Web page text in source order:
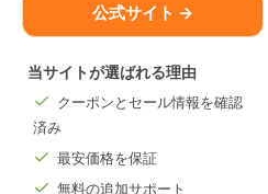
公式サイト →
当サイトが選ばれる理由
クーポンとセール情報を確認
済み
最安価格を保証
無料の追加サポート